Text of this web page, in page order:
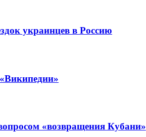
украинцев в Россию
«возвращения Кубани»